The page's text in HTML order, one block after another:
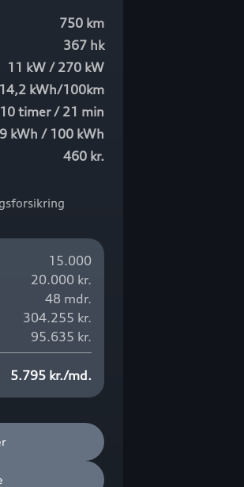
750 km
367 hk
11 kW / 270 kW
14,2 kWh/100km
10 timer / 21 min
kWh / 100 kWh
460 kr.
15.000
20.000 kr.
48 mdr.
304.255 kr.
95.635 kr.
5.795 kr./md.